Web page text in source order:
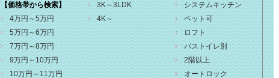
【価格帯から検索】
4万円～5万円
5万円～6万円
7万円～8万円
9万円～10万円
10万円～11万円
3K～3LDK
4K～
システムキッチン
ペット可
ロフト
バストイレ別
2階以上
オートロック